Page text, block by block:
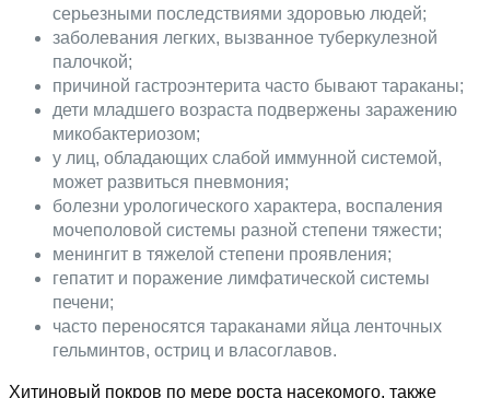
серьезными последствиями здоровью людей;
заболевания легких, вызванное туберкулезной
палочкой;
причиной гастроэнтерита часто бывают тараканы;
дети младшего возраста подвержены заражению
микобактериозом;
у лиц, обладающих слабой иммунной системой,
может развиться пневмония;
болезни урологического характера, воспаления
мочеполовой системы разной степени тяжести;
менингит в тяжелой степени проявления;
гепатит и поражение лимфатической системы
печени;
часто переносятся тараканами яйца ленточных
гельминтов, остриц и власоглавов.
Хитиновый покров по мере роста насекомого, также